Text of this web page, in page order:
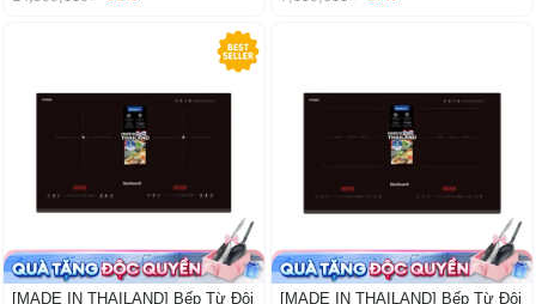
[MADE IN THAILAND] Bếp Từ Đôi
[MADE IN THAILAND] Bếp Từ Đôi